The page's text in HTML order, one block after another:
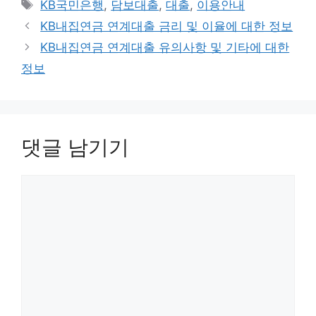
리
그
KB국민은행 , 담보대출,대출, 이용안내
KB내집연금 연계대출 금리 및 이율에 대한 정보
KB내집연금 연계대출 유의사항 및 기타에 대한
정보
댓글 남기기